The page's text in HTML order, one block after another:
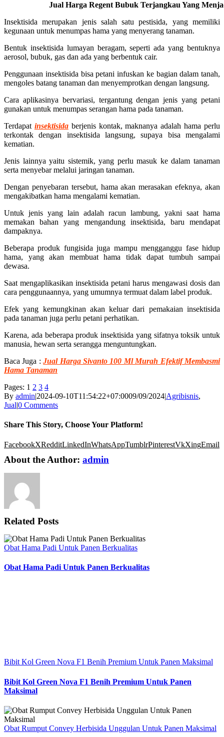
Jual Harga Regent Bubuk Terjangkau Yang
Insektisida merupakan jenis salah satu pestisida, yang memiliki
kegunaan untuk menumpas hama yang menyerang tanaman.
Bentuk insektisida lumayan beragam, seperti ada yang bentuknya
aerosol, bubuk, gas dan ada yang berbentuk cair.
Penggunaan insektisida bisa petani infuskan ke bagian dalam tanah,
mengoles batang tanaman dan menyemprotkan dengan langsung.
Cara aplikasinya bervariasi, tergantung dengan jenis yang petani
gunakan untuk menumpas serangan hama pada tanaman.
Terdapat insektisidaberjenis kontak, maknanya adalah hama perlu
terkontak dengan insektisida langsung, supaya bisa mengalami
kematian.
Jenis lainnya yaitu sistemik, yang perlu masuk ke dalam tanaman
serta menyebar melalui jaringan tanaman.
Dengan penyebaran tersebut, hama akan merasakan efeknya, akan
mengakibatkan hama mengalami kematian.
Untuk jenis yang lain adalah racun lambung, yakni saat hama
memakan bahan yang mengandung insektisida, baru mendapat
dampaknya.
Beberapa produk fungisida juga mampu mengganggu fase hidup
hama, yang akan membuat hama tidak dapat tumbuh sampai
dewasa.
Saat mengaplikasikan insektisida petani harus mengawasi dosis dan
cara penggunaannya, yang umumnya termuat dalam label produk.
Efek yang kemungkinan akan keluar dari pemakaian insektisida
pada tanaman juga perlu petani perhatikan.
Karena, ada beberapa produk insektisida yang sifatnya toksik untuk
manusia, hewan serta serangga menguntungkan.
Baca Juga :Jual Harga Sivanto 100 Ml Murah Efektif Membasmi
Hama Tanaman
Pages: 1 2 3 4
By admin|2024-09-10T11:54:22+07:0009/09/2024|Agribisnis,
Jual|0 Comments
Share This Story, Choose Your Platform!
FacebookXRedditLinkedInWhatsAppTumblrPinterestVkXingEmail
About the Author: admin
Related Posts
Obat Hama Padi Untuk Panen Berkualitas
Obat Hama Padi Untuk Panen Berkualitas
Bibit Kol Green Nova F1 Benih Premium Untuk Panen Maksimal
Bibit Kol Green Nova F1 Benih Premium Untuk Panen
Maksimal
Obat Rumput Convey Herbisida Unggulan Untuk Panen Maksimal